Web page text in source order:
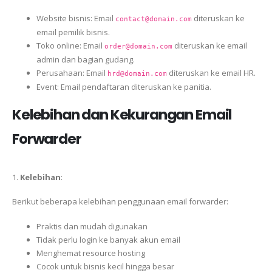
Website bisnis: Email contact@domain.com diteruskan ke
email pemilik bisnis.
Toko online: Email order@domain.com diteruskan ke email
admin dan bagian gudang.
Perusahaan: Email hrd@domain.com diteruskan ke email HR.
Event: Email pendaftaran diteruskan ke panitia.
Kelebihan dan Kekurangan Email
Forwarder
1. Kelebihan:
Berikut beberapa kelebihan penggunaan email forwarder:
Praktis dan mudah digunakan
Tidak perlu login ke banyak akun email
Menghemat resource hosting
Cocok untuk bisnis kecil hingga besar